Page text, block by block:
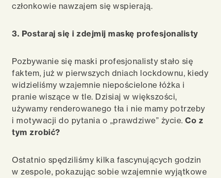
członkowie nawzajem się wspierają.
3. Postaraj się i zdejmij maskę profesjonalisty
Pozbywanie się maski profesjonalisty stało się
faktem, już w pierwszych dniach lockdownu, kiedy
widzieliśmy wzajemnie niepościelone łóżka i
pranie wiszące w tle. Dzisiaj w większości,
używamy renderowanego tła i nie mamy potrzeby
i motywacji do pytania o „prawdziwe” życie. Co z
tym zrobić?
Ostatnio spędziliśmy kilka fascynujących godzin
w zespole, pokazując sobie wzajemnie wyjątkowe